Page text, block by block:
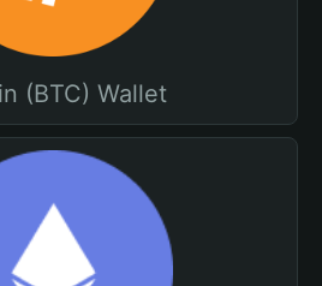
(BTC) Wallet